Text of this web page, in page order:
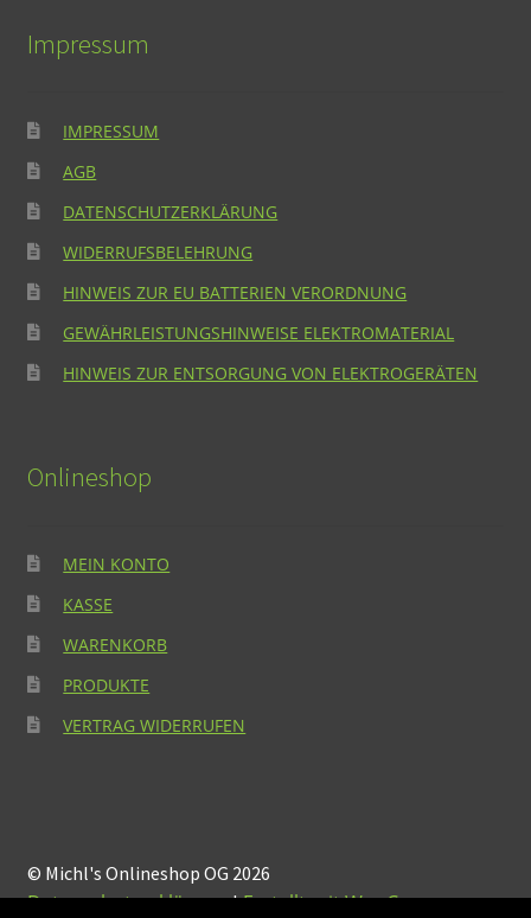
Impressum
IMPRESSUM
AGB
DATENSCHUTZERKLÄRUNG
WIDERRUFSBELEHRUNG
HINWEIS ZUR EU BATTERIEN VERORDNUNG
GEWÄHRLEISTUNGSHINWEISE ELEKTROMATERIAL
HINWEIS ZUR ENTSORGUNG VON ELEKTROGERÄTEN
Onlineshop
MEIN KONTO
KASSE
WARENKORB
PRODUKTE
VERTRAG WIDERRUFEN
© Michl's Onlineshop OG 2026
Datenschutzerklärung Erstellt mit WooCommerce.